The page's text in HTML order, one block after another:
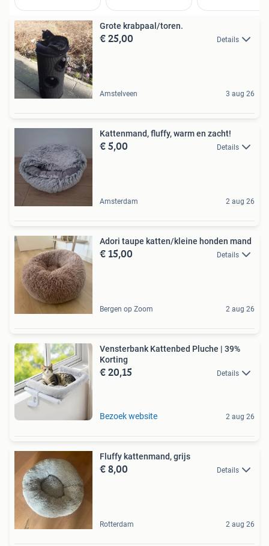
Grote krabpaal/toren.
€ 25,00 Details
Amstelveen 3 aug 26
Kattenmand, fluffy, warm en zacht!
€ 5,00 Details
Amsterdam 2 aug 26
Adori taupe katten/kleine honden mand
€ 15,00 Details
Bergen op Zoom 2 aug 26
Vensterbank Kattenbed Pluche | 39%
Korting
€ 20,15 Details
Bezoek website 2 aug 26
Fluffy kattenmand, grijs
€ 8,00 Details
Rotterdam 2 aug 26